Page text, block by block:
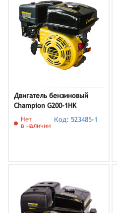
Двигатель бензиновый
Champion G200-1HK
Нет
в наличии
Код: 523485-1